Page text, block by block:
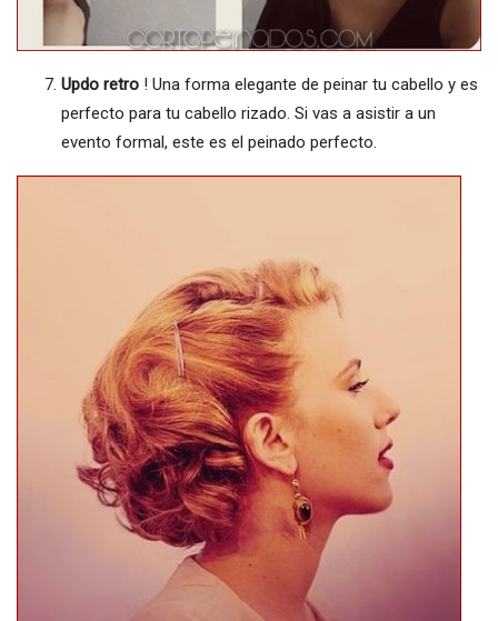
Updo retro ! Una forma elegante de peinar tu cabello y es
perfecto para tu cabello rizado. Si vas a asistir a un
evento formal, este es el peinado perfecto.